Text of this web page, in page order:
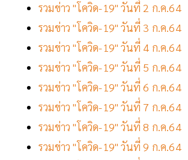
รวมข่าว "โควิด-19" วันที่ 2 ก.ค.64
รวมข่าว "โควิด-19" วันที่ 3 ก.ค.64
รวมข่าว "โควิด-19" วันที่ 4 ก.ค.64
รวมข่าว "โควิด-19" วันที่ 5 ก.ค.64
รวมข่าว "โควิด-19" วันที่ 6 ก.ค.64
รวมข่าว "โควิด-19" วันที่ 7 ก.ค.64
รวมข่าว "โควิด-19" วันที่ 8 ก.ค.64
รวมข่าว "โควิด-19" วันที่ 9 ก.ค.64